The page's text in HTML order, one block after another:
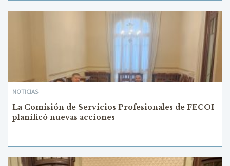
NOTICIAS
La Comisión de Servicios Profesionales de FECOI
planificó nuevas acciones